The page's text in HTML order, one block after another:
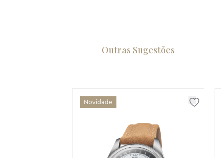
Outras Sugestões
Novidade